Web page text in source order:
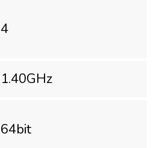
4
1.40GHz
64bit